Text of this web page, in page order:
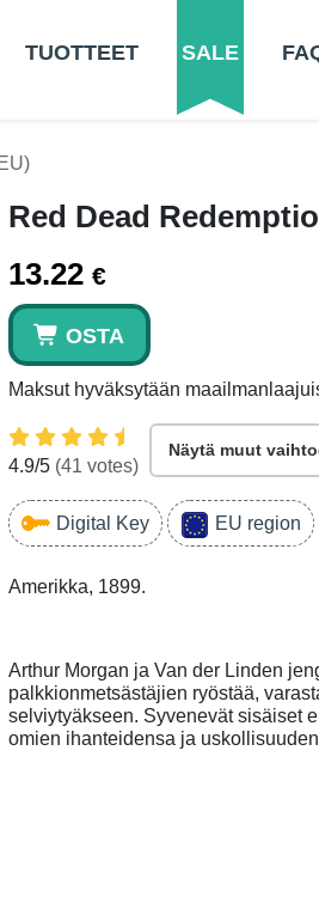
TUOTTEET SALE
Red Dead
13.22 €
OSTA
Maksut hyväksytään
4.9/5 (41 votes)
Näytä muut
Digital Key EU region
Amerikka, 1899.
Arthur Morgan ja Van der Linden
palkkionmetsästäjien ryöstää,
selviytyäkseen. Syvenevät sisäiset
omien ihanteidensa ja